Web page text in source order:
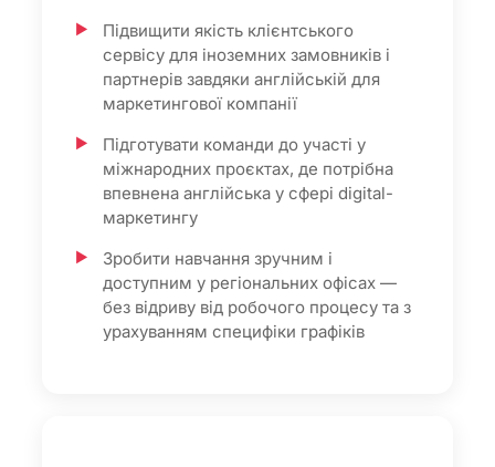
Підвищити якість клієнтського
сервісу для іноземних замовників і
партнерів завдяки англійській для
маркетингової компанії
Підготувати команди до участі у
міжнародних проєктах, де потрібна
впевнена англійська у сфері digital-
маркетингу
Зробити навчання зручним і
доступним у регіональних офісах —
без відриву від робочого процесу та з
урахуванням специфіки графіків